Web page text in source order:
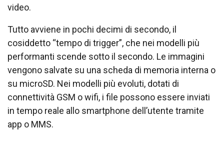
video.
Tutto avviene in pochi decimi di secondo, il
cosiddetto “tempo di trigger”, che nei modelli più
performanti scende sotto il secondo. Le immagini
vengono salvate su una scheda di memoria interna o
su microSD. Nei modelli più evoluti, dotati di
connettività GSM o wifi, i file possono essere inviati
in tempo reale allo smartphone dell’utente tramite
app o MMS.